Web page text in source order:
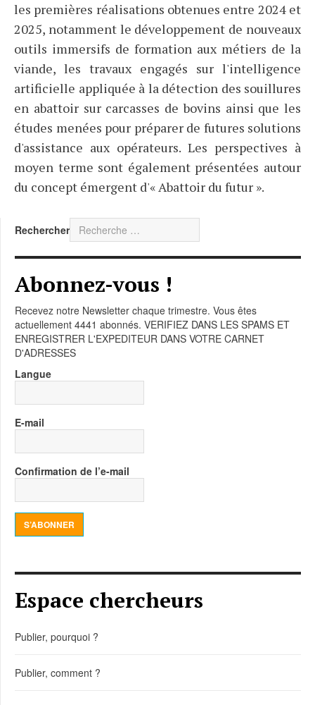
les premières réalisations obtenues entre 2024 et
2025, notamment le développement de nouveaux
outils immersifs de formation aux métiers de la
viande, les travaux engagés sur l'intelligence
artificielle appliquée à la détection des souillures
en abattoir sur carcasses de bovins ainsi que les
études menées pour préparer de futures solutions
d'assistance aux opérateurs. Les perspectives à
moyen terme sont également présentées autour
du concept émergent d'« Abattoir du futur ».
Rechercher
Abonnez-vous !
Recevez notre Newsletter chaque trimestre. Vous êtes
actuellement 4441 abonnés. VERIFIEZ DANS LES SPAMS ET
ENREGISTRER L'EXPEDITEUR DANS VOTRE CARNET
D'ADRESSES
Langue
E-mail
Confirmation de l’e-mail
S’ABONNER
Espace chercheurs
Publier, pourquoi ?
Publier, comment ?